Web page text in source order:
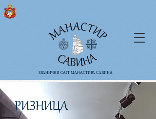
ЗВАНИЧНИ САЈТ МАНАСТИРА САВИНА
РИЗНИЦА